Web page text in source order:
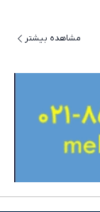
مشاهده بیشتر